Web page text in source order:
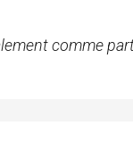
comme